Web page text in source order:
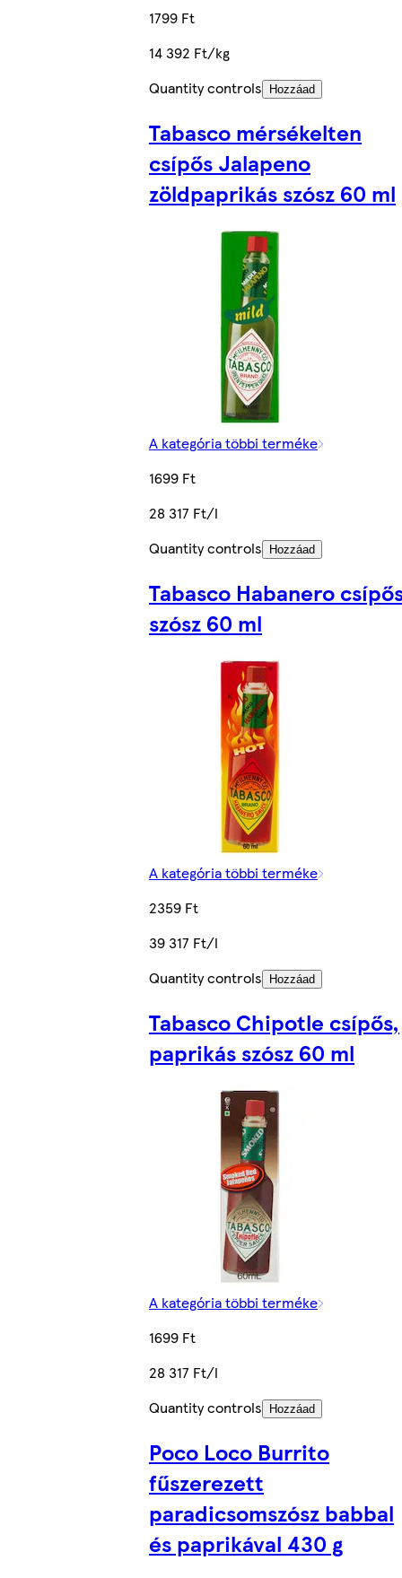
1799 Ft
14 392 Ft/kg
Quantity controls
Hozzáad
Tabasco mérsékelten
csípős Jalapeno
zöldpaprikás szósz 60 ml
A kategória többi terméke
1699 Ft
28 317 Ft/l
Quantity controls
Hozzáad
Tabasco Habanero
szósz 60 ml
A kategória többi terméke
2359 Ft
39 317 Ft/l
Quantity controls
Hozzáad
Tabasco Chipotle csípős,
paprikás szósz 60 ml
A kategória többi terméke
1699 Ft
28 317 Ft/l
Quantity controls
Hozzáad
Poco Loco Burrito
fűszerezett
paradicsomszósz babbal
és paprikával 430 g